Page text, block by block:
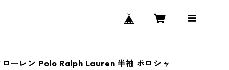
ローレン Polo Ralph Lauren 半袖 ポロシャ